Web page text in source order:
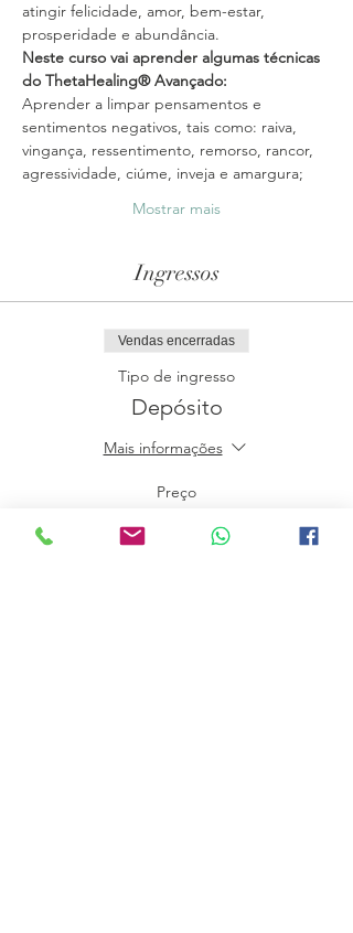
atingir felicidade, amor, bem-estar,
Neste curso vai aprender algumas técnicas
Aprender a limpar pensamentos e
sentimentos negativos, tais como: raiva,
vingança, ressentimento, remorso, rancor,
Mostrar mais
Ingressos
Vendas encerradas
Tipo de ingresso
Depósito
Mais informações
Preço
50,00 €